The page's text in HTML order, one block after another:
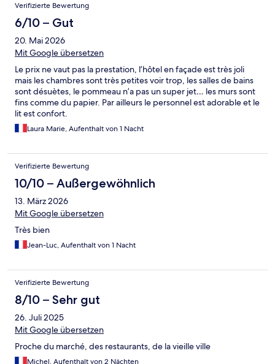
Verifizierte Bewertung
6/10 – Gut
20. Mai 2026
Mit Google übersetzen
Le prix ne vaut pas la prestation, l’hôtel en façade est très joli
mais les chambres sont très petites voir trop, les salles de bains
sont désuètes, le pommeau n’a pas un super jet… les murs sont
fins comme du papier. Par ailleurs le personnel est adorable et le
lit est confort.
Laura Marie, Aufenthalt von 1 Nacht
Verifizierte Bewertung
10/10 – Außergewöhnlich
13. März 2026
Mit Google übersetzen
Très bien
Jean-Luc, Aufenthalt von 1 Nacht
Verifizierte Bewertung
8/10 – Sehr gut
26. Juli 2025
Mit Google übersetzen
Proche du marché, des restaurants, de la vieille ville
Michel, Aufenthalt von 2 Nächten